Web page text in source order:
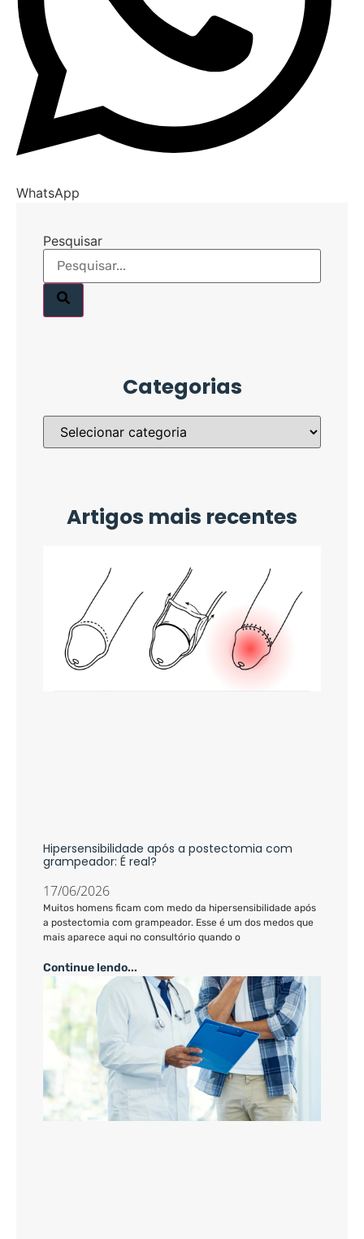
WhatsApp
Pesquisar
Categorias
Artigos mais recentes
Hipersensibilidade após a postectomia com
grampeador: É real?
17/06/2026
Muitos homens ficam com medo da hipersensibilidade após
a postectomia com grampeador. Esse é um dos medos que
mais aparece aqui no consultório quando o
Continue lendo...